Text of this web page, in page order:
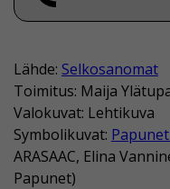
Lähde: Selkosanomat
Toimitus: Maija
Valokuvat: Lehtikuva
Symbolikuvat:
ARASAAC, Elina
Papunet)